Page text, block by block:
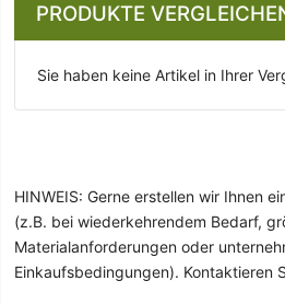
PRODUKTE
Sie haben keine Artikel in Ihrer
HINWEIS: Gerne erstellen wir Ihnen
(z.B. bei wiederkehrendem Bedarf,
Materialanforderungen oder
Einkaufsbedingungen). Kontaktieren